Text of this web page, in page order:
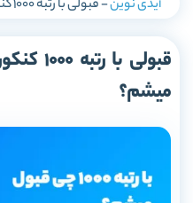
آیدی نوین-قبولی با رتبه 1000 کنکور – با رتبه 1000 چی قبول میشم؟
میشم؟